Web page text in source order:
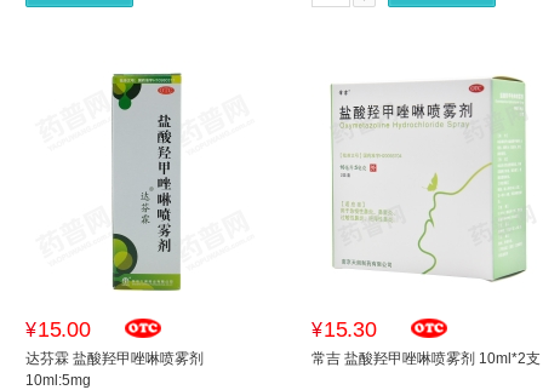
¥15.00
达芬霖 盐酸羟甲唑啉喷雾剂
10ml:5mg
¥15.30
常吉 盐酸羟甲唑啉喷雾剂 10ml*2支